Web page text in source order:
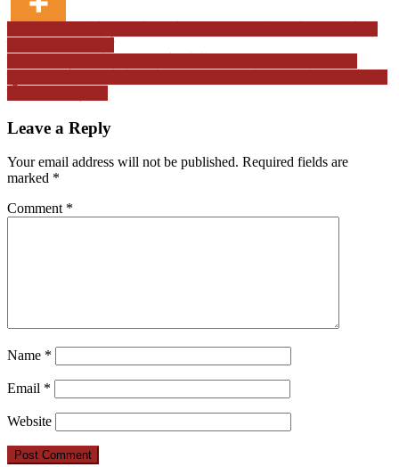
Post
navigation
Leave a Reply
Your email address will not be published. Required fields are
marked *
Comment *
Name *
Email *
Website